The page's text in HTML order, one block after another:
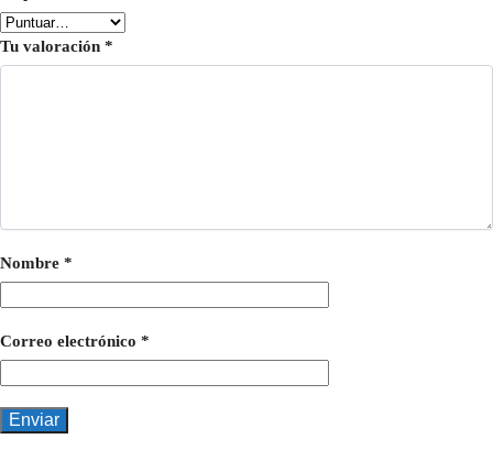
Tu valoración *
Nombre *
Correo electrónico *